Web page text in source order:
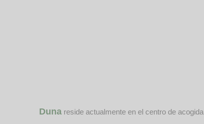
Duna reside actualmente en el centro de acogida